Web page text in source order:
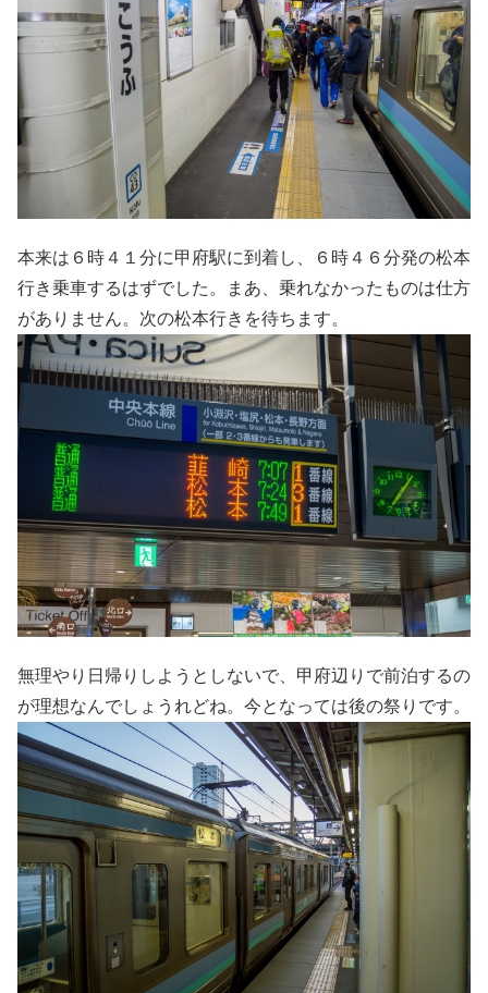
本来は６時４１分に甲府駅に到着し、６時４６分発の松本
行き乗車するはずでした。まあ、乗れなかったものは仕方
がありません。次の松本行きを待ちます。
無理やり日帰りしようとしないで、甲府辺りで前泊するの
が理想なんでしょうれどね。今となっては後の祭りです。